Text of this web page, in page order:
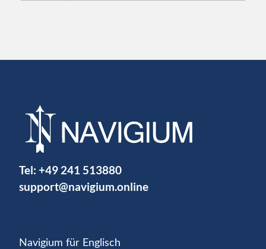
Tel: +49 241 513880
support@navigium.online
Navigium für Englisch